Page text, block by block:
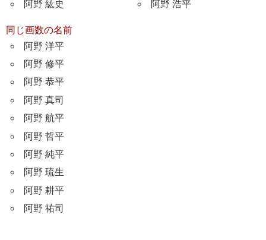
阿野 紘史 阿野 浩平
同じ画数の名前
阿野 洋平
阿野 修平
阿野 恭平
阿野 真司
阿野 航平
阿野 哲平
阿野 純平
阿野 琉生
阿野 耕平
阿野 祐司